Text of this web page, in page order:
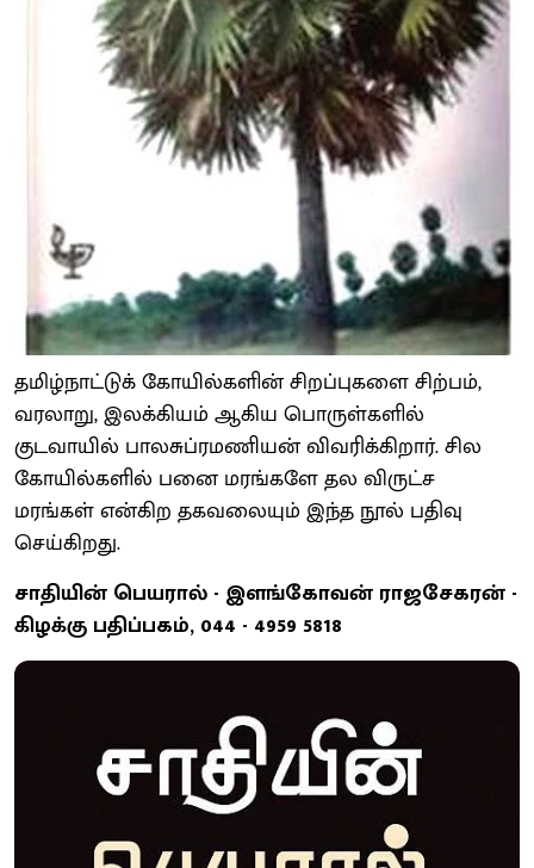
தமிழ்நாட்டுக் கோயில்களின் சிறப்புகளை சிற்பம்,
வரலாறு, இலக்கியம் ஆகிய பொருள்களில்
குடவாயில் பாலசுப்ரமணியன் விவரிக்கிறார். சில
கோயில்களில் பனை மரங்களே தல விருட்ச
மரங்கள் என்கிற தகவலையும் இந்த நூல் பதிவு
செய்கிறது.
சாதியின் பெயரால் - இளங்கோவன் ராஜசேகரன் -
கிழக்கு பதிப்பகம், 044 - 4959 5818